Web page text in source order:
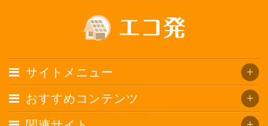
サイトメニュー
おすすめコンテンツ